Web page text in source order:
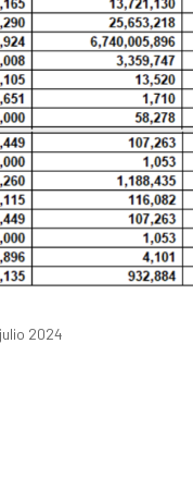
2024